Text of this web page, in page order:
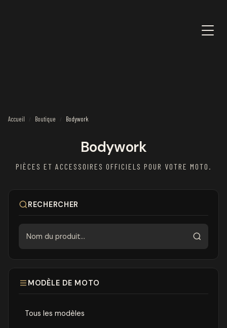
Accueil / Boutique / Bodywork
Bodywork
PIÈCES ET ACCESSOIRES OFFICIELS POUR VOTRE MOTO.
RECHERCHER
MODÈLE DE MOTO
Tous les modèles